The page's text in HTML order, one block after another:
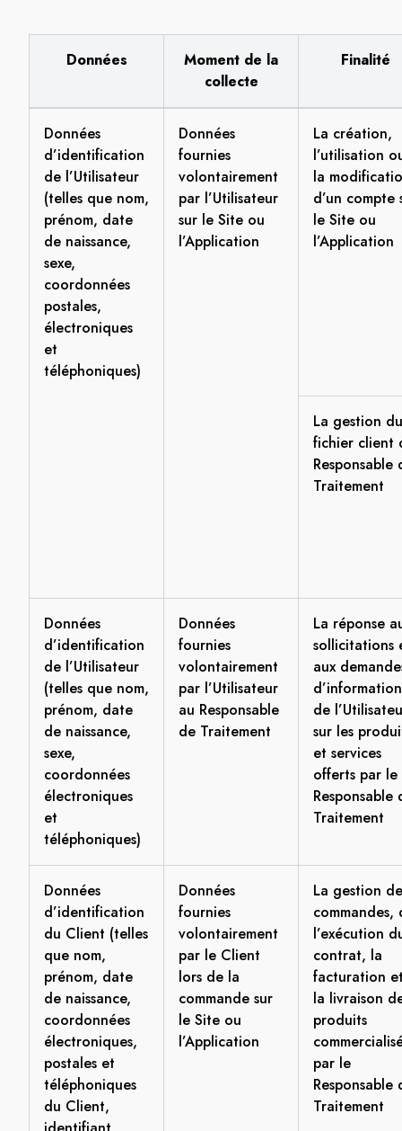
Données
Moment de la
collecte
Finalité
Données
d’identification
de l’Utilisateur
(telles que nom,
prénom, date
de naissance,
sexe,
coordonnées
postales,
électroniques
et
téléphoniques)
Données
fournies
volontairement
par l’Utilisateur
sur le Site ou
l’Application
La création,
l’utilisation
la
d’un compte
le Site ou
l’Application
La gestion du
fichier client
Responsable
Traitement
Données
d’identification
de l’Utilisateur
(telles que nom,
prénom, date
de naissance,
sexe,
coordonnées
électroniques
et
téléphoniques)
Données
fournies
volontairement
par l’Utilisateur
au Responsable
de Traitement
La réponse
sollicitations
aux
de
sur les
et services
offerts par le
Responsable
Traitement
Données
d’identification
du Client (telles
que nom,
prénom, date
de naissance,
coordonnées
électroniques,
postales et
téléphoniques
du Client,
Données
fournies
volontairement
par le Client
lors de la
commande sur
le Site ou
l’Application
La gestion
commandes,
l’exécution
contrat, la
facturation
la livraison
produits
par le
Responsable
Traitement